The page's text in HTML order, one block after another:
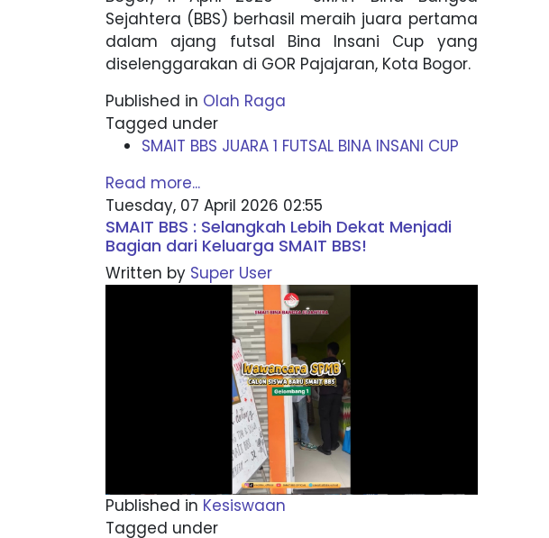
Sejahtera (BBS) berhasil meraih juara pertama
dalam ajang futsal Bina Insani Cup yang
diselenggarakan di GOR Pajajaran, Kota Bogor.
Published in Olah Raga
Tagged under
SMAIT BBS JUARA 1 FUTSAL BINA INSANI CUP
Read more...
Tuesday, 07 April 2026 02:55
SMAIT BBS : Selangkah Lebih Dekat Menjadi
Bagian dari Keluarga SMAIT BBS!
Written by Super User
Published in Kesiswaan
Tagged under